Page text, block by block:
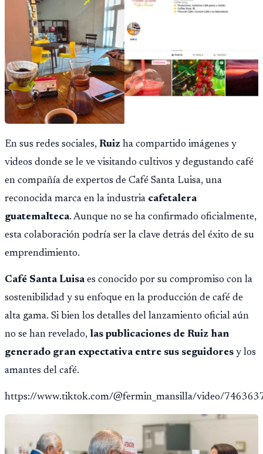
En sus redes sociales, Ruiz ha compartido imágenes y
videos donde se le ve visitando cultivos y degustando café
en compañía de expertos de Café Santa Luisa, una
reconocida marca en la industria cafetalera
guatemalteca. Aunque no se ha confirmado oficialmente,
esta colaboración podría ser la clave detrás del éxito de su
emprendimiento.
Café Santa Luisaes conocido por su compromiso con la
sostenibilidad y su enfoque en la producción de café de
alta gama. Si bien los detalles del lanzamiento oficial aún
no se han revelado, las publicaciones de Ruiz han
generado gran expectativa entre sus seguidores y los
amantes del café.
https://www.tiktok.com/@fermin_mansilla/video/